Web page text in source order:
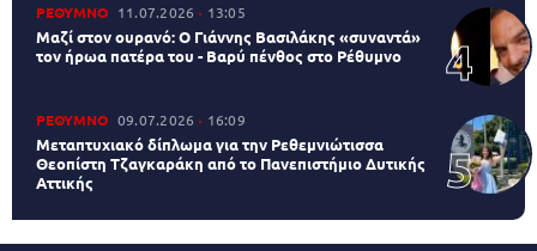
ΡΕΘΥΜΝΟ 11.07.2026 13:05
Μαζί στον ουρανό: Ο Γιάννης Βασιλάκης «συναντά»
τον ήρωα πατέρα του - Βαρύ πένθος στο Ρέθυμνο
ΡΕΘΥΜΝΟ 09.07.2026 16:09
Μεταπτυχιακό δίπλωμα για την Ρεθεμνιώτισσα
Θεοπίστη Τζαγκαράκη από το Πανεπιστήμιο Δυτικής
Αττικής